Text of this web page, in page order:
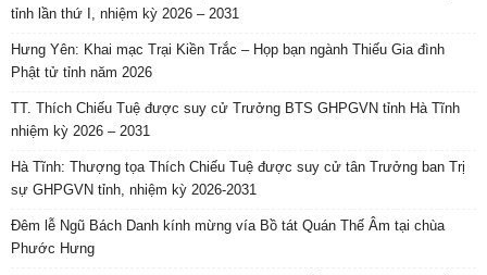
tỉnh lần thứ I, nhiệm kỳ 2026 – 2031
Hưng Yên: Khai mạc Trại Kiền Trắc – Họp bạn ngành Thiếu Gia đình
Phật tử tỉnh năm 2026
TT. Thích Chiếu Tuệ được suy cử Trưởng BTS GHPGVN tỉnh Hà Tĩnh
nhiệm kỳ 2026 – 2031
Hà Tĩnh: Thượng tọa Thích Chiếu Tuệ được suy cử tân Trưởng ban Trị
sự GHPGVN tỉnh, nhiệm kỳ 2026-2031
Đêm lễ Ngũ Bách Danh kính mừng vía Bồ tát Quán Thế Âm tại chùa
Phước Hưng